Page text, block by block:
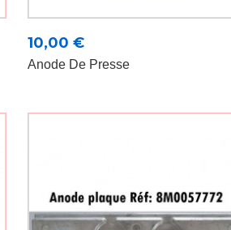
Prix
10,00 €
Anode De Presse